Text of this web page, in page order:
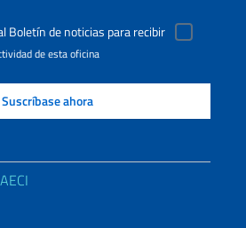
Boletín de noticias para recibir
de esta oficina